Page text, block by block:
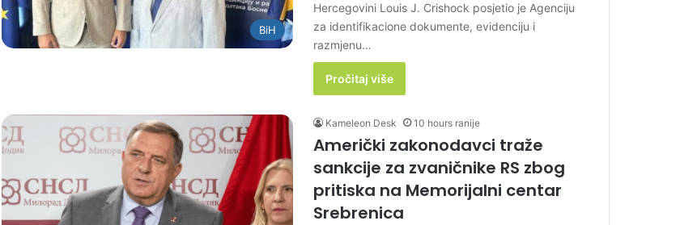
BiH
Hercegovini Louis J. Crishock posjetio je Agenciju
za identifikacione dokumente, evidenciju i
razmjenu…
Pročitaj više
Kameleon Desk 10 hours ranije
Američki zakonodavci traže
sankcije za zvaničnike RS zbog
pritiska na Memorijalni centar
Srebrenica